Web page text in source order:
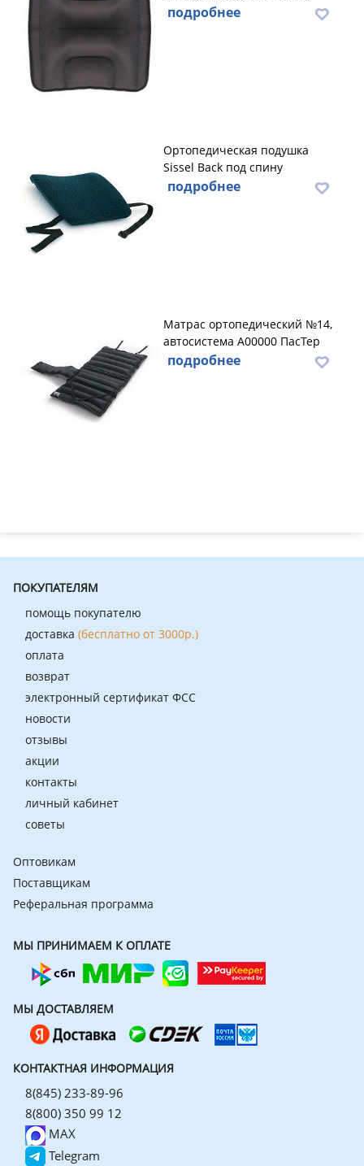
подробнее
Ортопедическая подушка
Sissel Back под спину
подробнее
Матрас ортопедический №14,
автосистема А00000 ПасТер
подробнее
ПОКУПАТЕЛЯМ
помощь покупателю
доставка (бесплатно от 3000р.)
оплата
возврат
электронный сертификат ФСС
новости
отзывы
акции
контакты
личный кабинет
советы
Оптовикам
Поставщикам
Реферальная программа
МЫ ПРИНИМАЕМ К ОПЛАТЕ
МЫ ДОСТАВЛЯЕМ
КОНТАКТНАЯ ИНФОРМАЦИЯ
8(845) 233-89-96
8(800) 350 99 12
MAX
Telegram